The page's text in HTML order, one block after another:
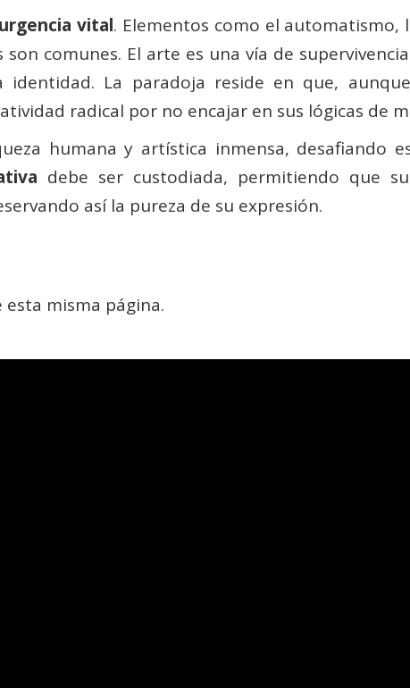
urgencia vital. Elementos como el automatismo,
comunes. El arte es una vía de
La paradoja reside en que,
radical por no encajar en sus lógicas de
humana y artística inmensa, desafiando
debe ser custodiada, permitiendo que
así la pureza de su expresión.
misma página.